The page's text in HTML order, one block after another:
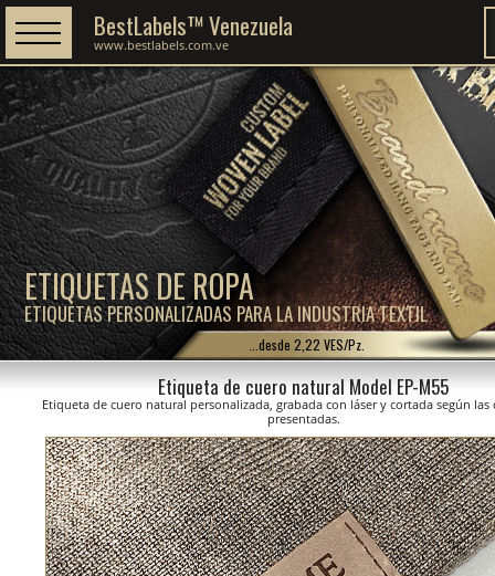
ETIQUETAS DE ROPA
ETIQUETAS PERSONALIZADAS PARA LA INDUSTRIA TEXTIL
BestLabels™ Venezuela
www.bestlabels.com.ve
...desde 2,22 VES/Pz.
Etiqueta de cuero natural Model EP-M55
Etiqueta de cuero natural personalizada, grabada con láser y cortada según las
presentadas.